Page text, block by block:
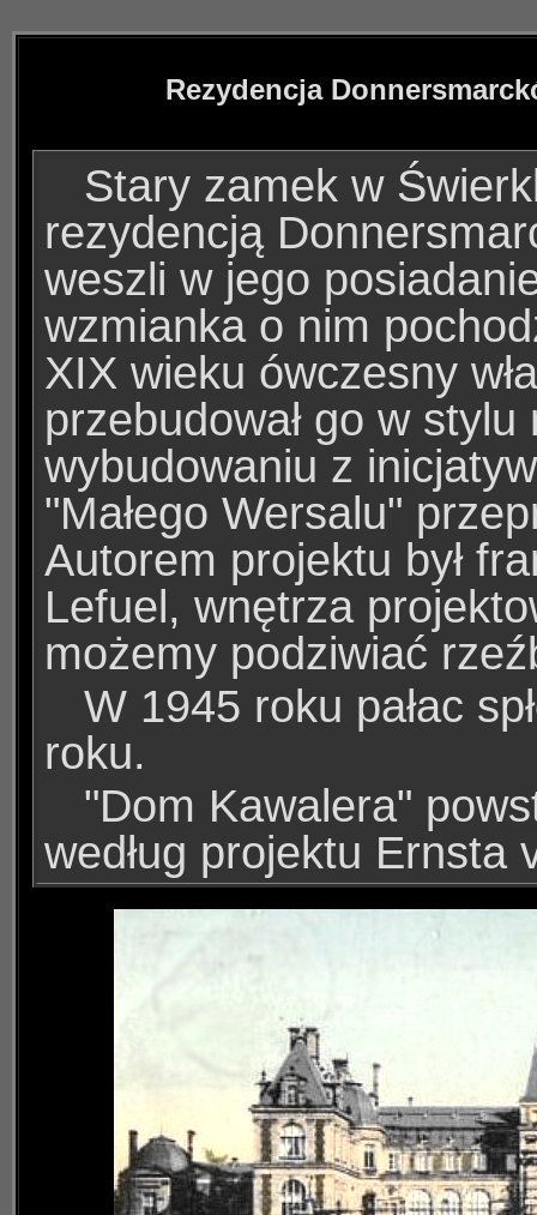
Rezydencja
Stary zamek w
rezydencją
weszli w jego
wzmianka o nim
XIX wieku ówczesny
przebudował go w
wybudowaniu z
"Małego Wersalu"
Autorem projektu był
Lefuel, wnętrza
możemy podziwiać
W 1945 roku pałac
roku.
"Dom Kawalera"
według projektu Ernsta